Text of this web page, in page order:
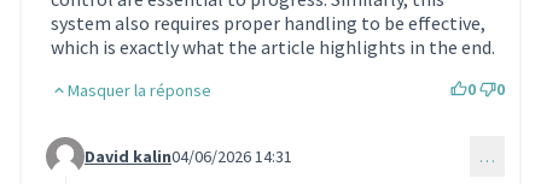
system also requires proper handling to be effective,
which is exactly what the article highlights in the end.
Masquer la réponse 0 0
Commentaire 2368 (réponse au commentaire 2247)
David kalin04/06/2026 14:31 …